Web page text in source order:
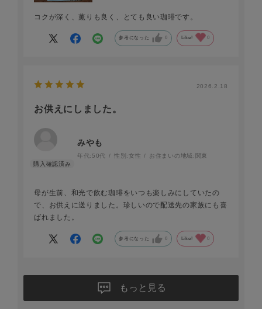
コクが深く、薫りも良く、とても良い珈琲です。
参考になった 0 Like! 0
2026.2.18
お供えにしました。
みやも
年代: 50代 性別:女性 お住まいの地域: 関東
母が生前、和光で飲む珈琲をいつも楽しみにしていたの
で、お供えに送りました。珍しいので配送先の家族にも喜
ばれました。
参考になった 0 Like! 0
もっと見る